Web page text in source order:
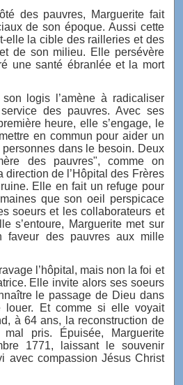
des pauvres, Marguerite fait
de son époque. Aussi cette
elle la cible des railleries et des
de son milieu. Elle persévère
une santé ébranlée et la mort
son logis l’amène à radicaliser
des pauvres. Avec ses
heure, elle s’engage, le
en commun pour aider un
dans le besoin. Deux
des pauvres", comme on
direction de l’Hôpital des Frères
Elle en fait un refuge pour
que son oeil perspicace
soeurs et les collaborateurs et
s’entoure, Marguerite met sur
faveur des pauvres aux mille
l’hôpital, mais non la foi et
Elle invite alors ses soeurs
le passage de Dieu dans
louer. Et comme si elle voyait
à 64 ans, la reconstruction de
pris. Épuisée, Marguerite
1771, laissant le souvenir
avec compassion Jésus Christ